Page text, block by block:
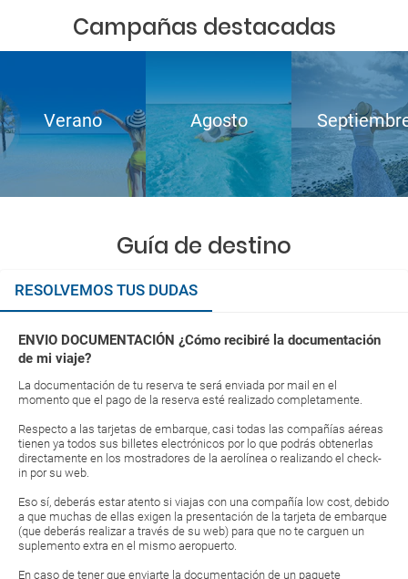
Campañas destacadas
Verano Agosto
Guía de destino
RESOLVEMOS TUS DUDAS
ENVIO DOCUMENTACIÓN ¿Cómo recibiré la documentación
de mi viaje?
La documentación de tu reserva te será enviada por mail en el
momento que el pago de la reserva esté realizado completamente.
Respecto a las tarjetas de embarque, casi todas las compañías aéreas
tienen ya todos sus billetes electrónicos por lo que podrás obtenerlas
directamente en los mostradores de la aerolínea o realizando el check-
in por su web.
Eso sí, deberás estar atento si viajas con una compañía low cost, debido
a que muchas de ellas exigen la presentación de la tarjeta de embarque
(que deberás realizar a través de su web) para que no te carguen un
suplemento extra en el mismo aeropuerto.
En caso de tener que enviarte la documentación de un paquete